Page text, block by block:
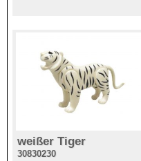
weißer Tiger
30830230